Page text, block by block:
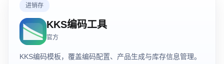
进销存
KKS编码工具
官方
KKS编码模板，覆盖编码配置、产品生成与库存信息管理。